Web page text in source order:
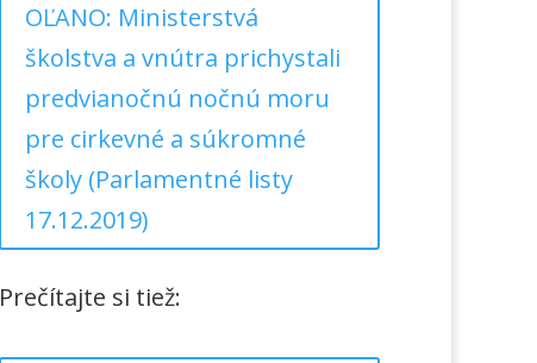
OĽANO: Ministerstvá
školstva a vnútra prichystali
predvianočnú nočnú moru
pre cirkevné a súkromné
školy (Parlamentné listy
17.12.2019)
Prečítajte si tiež: